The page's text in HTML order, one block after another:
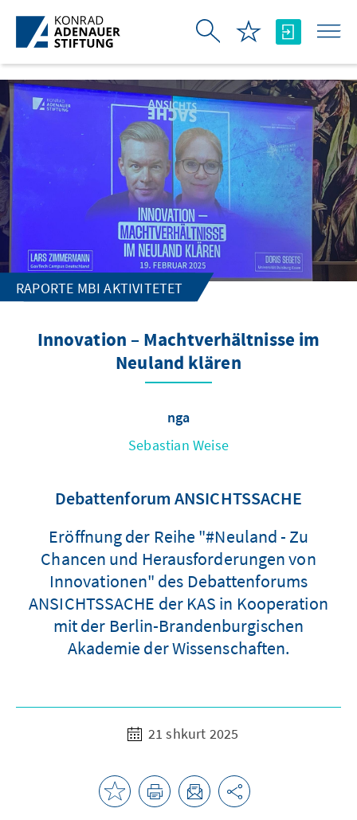
Skip to Main Content
RAPORTE MBI AKTIVITETET
Innovation – Machtverhältnisse im
Neuland klären
nga
Sebastian Weise
Debattenforum ANSICHTSSACHE
Eröffnung der Reihe "#Neuland - Zu
Chancen und Herausforderungen von
Innovationen" des Debattenforums
ANSICHTSSACHE der KAS in Kooperation
mit der Berlin-Brandenburgischen
Akademie der Wissenschaften.
21 shkurt 2025